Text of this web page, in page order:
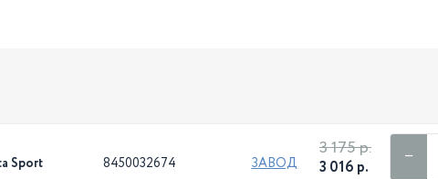
Sport 8450032674 ЗАВОД
3 175 р.
3 016 р.